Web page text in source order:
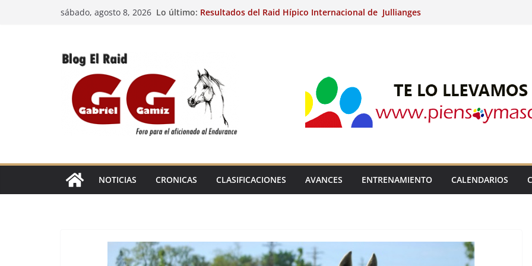
sábado, agosto 8, 2026 Lo último: Resultados del Raid Hípico Internacional de Jullianges
Caballos Jóvenes de Raid.
Raid Hípico Eladina Kung (Badajoz).
EL
NOTICIAS CRONICAS CLASIFICACIONES AVANCES ENTRENAMIENTO CALENDARIOS